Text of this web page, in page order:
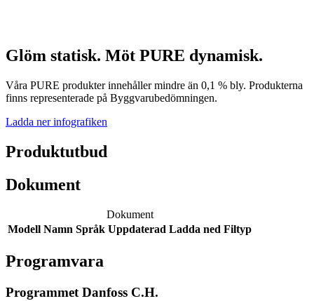
Glöm statisk. Möt PURE dynamisk.
Våra PURE produkter innehåller mindre än 0,1 % bly. Produkterna
finns representerade på Byggvarubedömningen.
Ladda ner infografiken
Produktutbud
Dokument
Dokument
Modell Namn Språk Uppdaterad Ladda ned Filtyp
Programvara
Programmet Danfoss C.H.